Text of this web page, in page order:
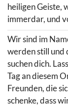
heiligen Geiste,
immerdar, und
Wir sind im
werden still und
suchen dich.
Tag an diesem
Freunden, die
schenke, dass